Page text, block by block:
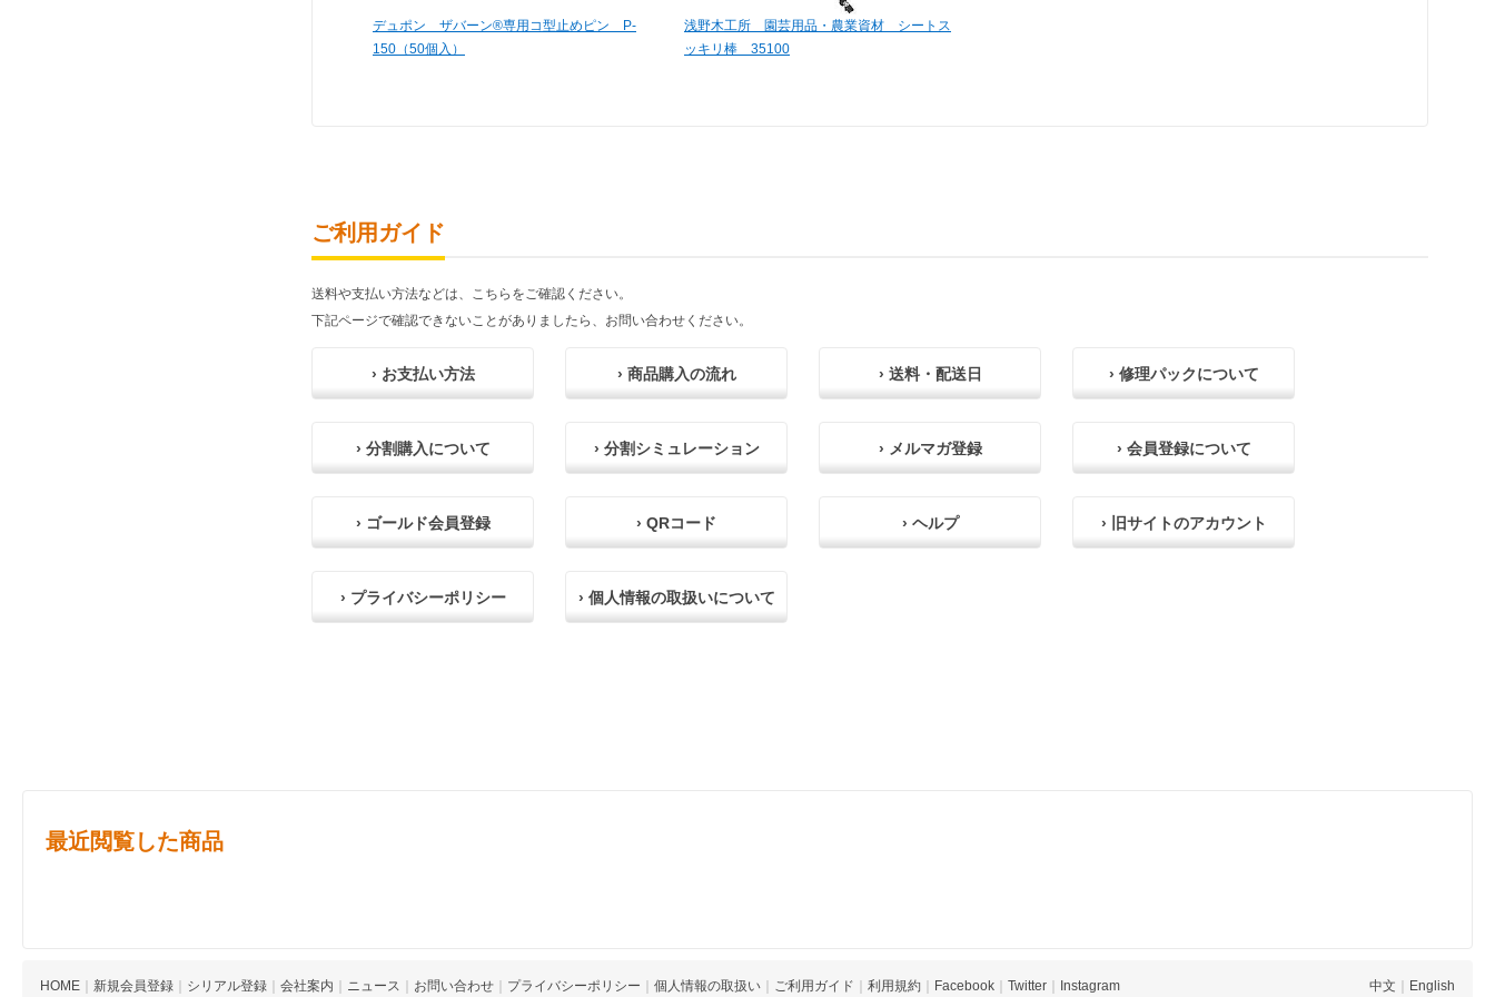
デュポン ザバーン®専用コ型止めピン P-
150（50個入）
浅野木工所 園芸用品・農業資材 シートス
ッキリ棒 35100
ご利用ガイド
送料や支払い方法などは、こちらをご確認ください。
下記ページで確認できないことがありましたら、お問い合わせください。
› お支払い方法 › 商品購入の流れ › 送料・配送日 › 修理パックについて
› 分割購入について › 分割シミュレーション › メルマガ登録 › 会員登録について
› ゴールド会員登録 › QRコード › ヘルプ › 旧サイトのアカウント
› プライバシーポリシー › 個人情報の取扱いについて
最近閲覧した商品
HOME 新規会員登録 シリアル登録 会社案内 ニュース お問い合わせ プライバシーポリシー 個人情報の取扱い ご利用ガイド 利用規約 Facebook Twitter Instagram 中文 English